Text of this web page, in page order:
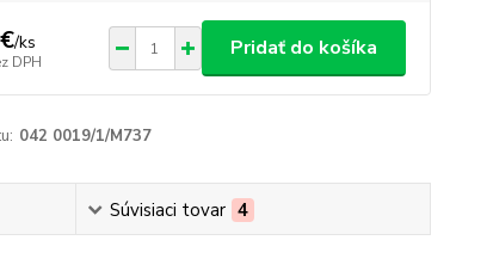
/ks
DPH
Pridať do košíka
042 0019/1/M737
Súvisiaci tovar 4